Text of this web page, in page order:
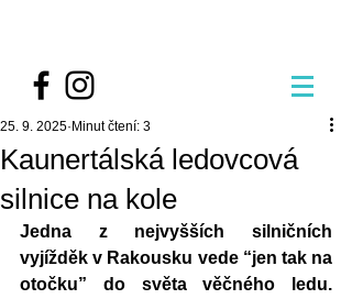
Kaunertálská ledovcová
silnice na kole
25. 9. 2025 Minut čtení: 3
Jedna z nejvyšších silničních
vyjížděk v Rakousku vede “jen tak na
otočku” do světa věčného ledu.